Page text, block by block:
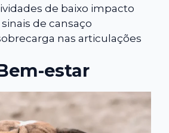
de baixo impacto
de cansaço
nas articulações
estar